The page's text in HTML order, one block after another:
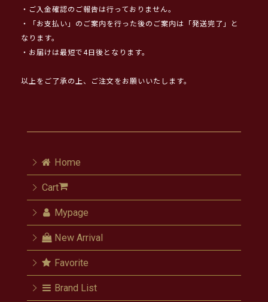
・ご入金確認のご報告は行っておりません。
・「お支払い」のご案内を行った後のご案内は「発送完了」と
なります。
・お届けは最短で4日後となります。
以上をご了承の上、ご注文をお願いいたします。
Home
Cart
Mypage
New Arrival
Favorite
Brand List